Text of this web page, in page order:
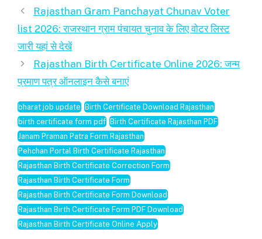
Rajasthan Gram Panchayat Chunav Voter
list 2026: राजस्थान ग्राम पंचायत चुनाव के लिए वोटर लिस्ट
जारी यहां से देखें
Rajasthan Birth Certificate Online 2026: जन्म
प्रमाण पत्र ऑनलाइन कैसे बनाएं
bharat job update Birth Certificate Download Rajasthan
birth certificate form pdf Birth Certificate Rajasthan PDF
Janam Praman Patra Form Rajasthan
Pehchan Portal Birth Certificate Rajasthan
Rajasthan Birth Certificate Correction Form
Rajasthan Birth Certificate Form
Rajasthan Birth Certificate Form Download
Rajasthan Birth Certificate Form PDF Download
Rajasthan Birth Certificate Online Apply